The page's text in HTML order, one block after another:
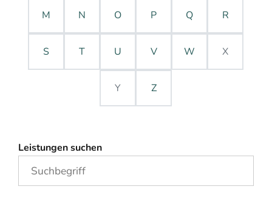
M N O P Q R
S T U V W X
Y Z
Leistungen suchen